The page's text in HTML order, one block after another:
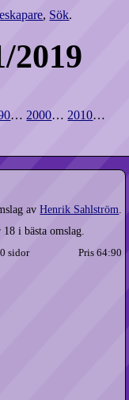
, Sök.
2019
… 2000… 2010…
avHenrik Sahlström
18 i bästa omslag.
sidor Pris 64:90